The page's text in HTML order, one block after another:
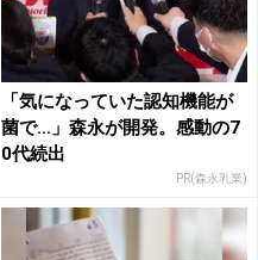
「気になっていた認知機能が
菌で…」森永が開発。感動の7
0代続出
PR(森永乳業)